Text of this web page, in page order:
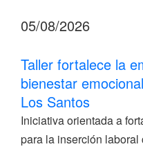
05/08/2026
Taller fortalece la
bienestar
Los Santos
Iniciativa orientada a
para la inserción